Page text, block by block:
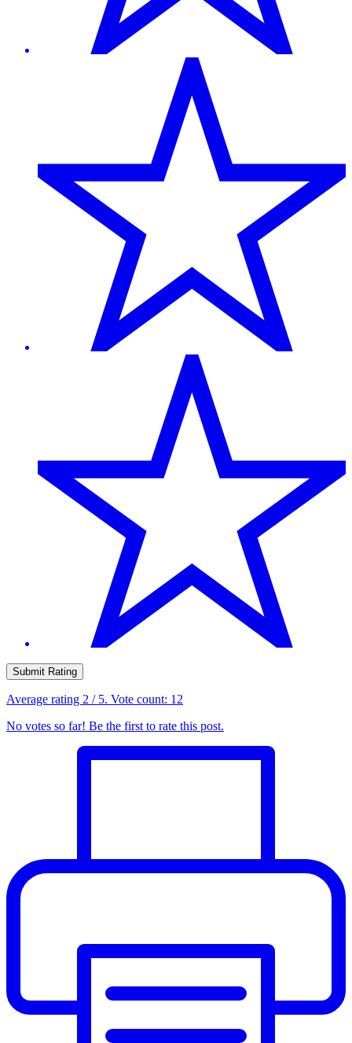
Submit Rating
Average rating 2 / 5. Vote count: 12
No votes so far! Be the first to rate this post.